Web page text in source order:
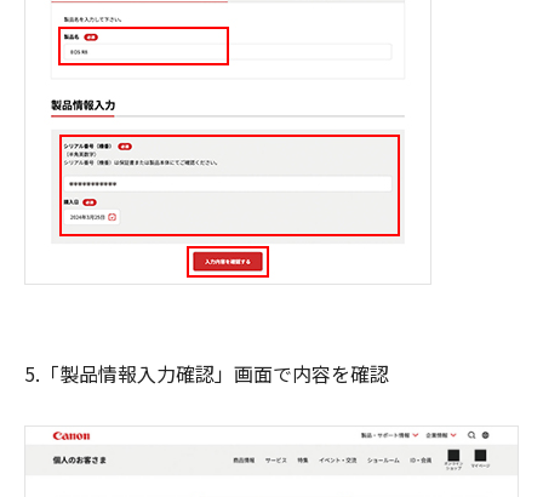
5.「製品情報入力確認」画面で内容を確認